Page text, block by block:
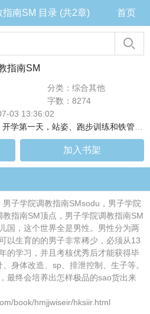
指南SM 目录 (共2章) 首页
指南SM
分类：综合其他
字数：8274
03 13:36:02
学第一天，站姿、跑步训练和铁管CP眼灌水
加入书架
子学院调教指南SMsodu，男子学院
指南SM顶点，男子学院调教指南SM
国，这个世界全是男性。男性分为两
以生育的的男子非常稀少，必须从13
的学习，并且考核优秀后才能获得毕
身体改造、sp、排泄控制、生子等。
最终会培养出怎样极品的sao货出来
book/hmjjwiseir/hksiir.html